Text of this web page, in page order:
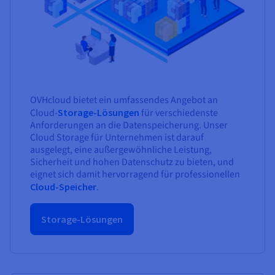
OVHcloud bietet ein umfassendes Angebot an
Cloud-Storage-Lösungen für verschiedenste
Anforderungen an die Datenspeicherung. Unser
Cloud Storage für Unternehmen ist darauf
ausgelegt, eine außergewöhnliche Leistung,
Sicherheit und hohen Datenschutz zu bieten, und
eignet sich damit hervorragend für professionellen
Cloud-Speicher.
Storage-Lösungen